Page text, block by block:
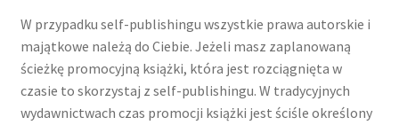
W przypadku self-publishingu wszystkie prawa autorskie i
majątkowe należą do Ciebie. Jeżeli masz zaplanowaną
ścieżkę promocyjną książki, która jest rozciągnięta w
czasie to skorzystaj z self-publishingu. W tradycyjnych
wydawnictwach czas promocji książki jest ściśle określony